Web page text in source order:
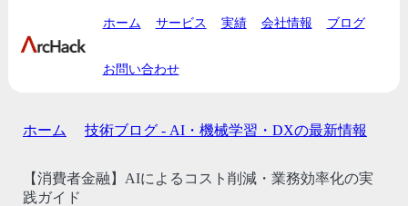
ホーム サービス 実績 会社情報 ブログ
お問い合わせ
ホーム 技術ブログ - AI・機械学習・DXの最新情報
【消費者金融】AIによるコスト削減・業務効率化の実
践ガイド